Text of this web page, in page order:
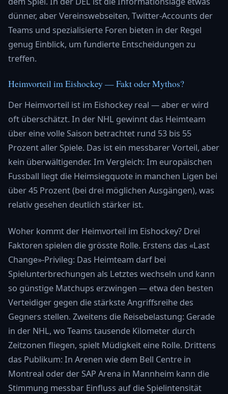
dünner, aber Vereinswebseiten, Twitter-Accounts der
Teams und spezialisierte Foren bieten in der Regel
genug Einblick, um fundierte Entscheidungen zu
treffen.
Heimvorteil im Eishockey — Fakt oder Mythos?
Der Heimvorteil ist im Eishockey real — aber er wird
oft überschätzt. In der NHL gewinnt das Heimteam
über eine volle Saison betrachtet rund 53 bis 55
Prozent aller Spiele. Das ist ein messbarer Vorteil, aber
kein überwältigender. Im Vergleich: Im europäischen
Fussball liegt die Heimsiegquote in manchen Ligen bei
über 45 Prozent (bei drei möglichen Ausgängen), was
relativ gesehen deutlich stärker ist.
Woher kommt der Heimvorteil im Eishockey? Drei
Faktoren spielen die grösste Rolle. Erstens das «Last
Change»-Privileg: Das Heimteam darf bei
Spielunterbrechungen als Letztes wechseln und kann
so günstige Matchups erzwingen — etwa den besten
Verteidiger gegen die stärkste Angriffsreihe des
Gegners stellen. Zweitens die Reisebelastung: Gerade
in der NHL, wo Teams tausende Kilometer durch
Zeitzonen fliegen, spielt Müdigkeit eine Rolle. Drittens
das Publikum: In Arenen wie dem Bell Centre in
Montreal oder der SAP Arena in Mannheim kann die
Stimmung messbar Einfluss auf die Spielintensität